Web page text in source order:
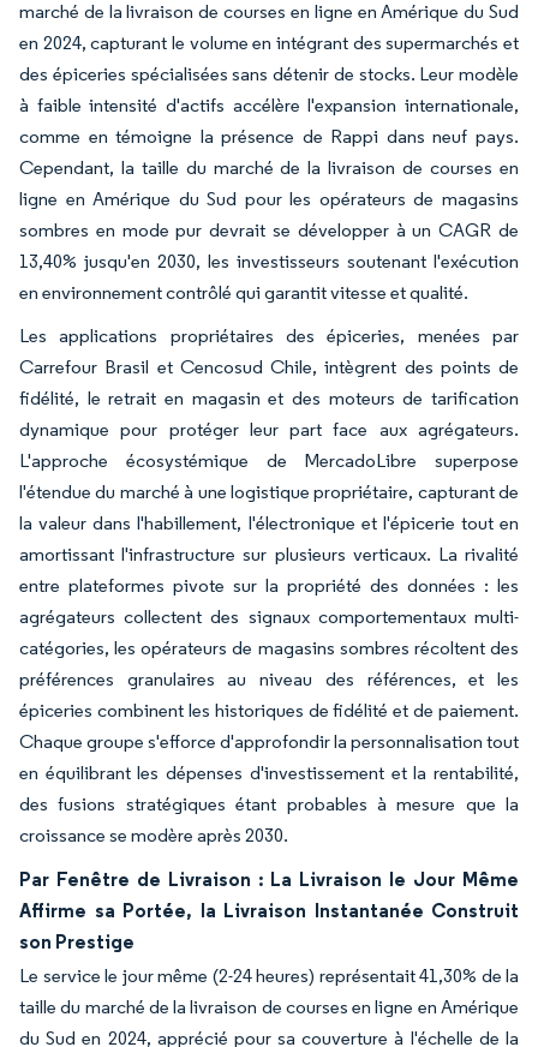
marché de la livraison de courses en ligne en Amérique du Sud
en 2024, capturant le volume en intégrant des supermarchés et
des épiceries spécialisées sans détenir de stocks. Leur modèle
à faible intensité d'actifs accélère l'expansion internationale,
comme en témoigne la présence de Rappi dans neuf pays.
Cependant, la taille du marché de la livraison de courses en
ligne en Amérique du Sud pour les opérateurs de magasins
sombres en mode pur devrait se développer à un CAGR de
13,40% jusqu'en 2030, les investisseurs soutenant l'exécution
en environnement contrôlé qui garantit vitesse et qualité.
Les applications propriétaires des épiceries, menées par
Carrefour Brasil et Cencosud Chile, intègrent des points de
fidélité, le retrait en magasin et des moteurs de tarification
dynamique pour protéger leur part face aux agrégateurs.
L'approche écosystémique de MercadoLibre superpose
l'étendue du marché à une logistique propriétaire, capturant de
la valeur dans l'habillement, l'électronique et l'épicerie tout en
amortissant l'infrastructure sur plusieurs verticaux. La rivalité
entre plateformes pivote sur la propriété des données : les
agrégateurs collectent des signaux comportementaux multi-
catégories, les opérateurs de magasins sombres récoltent des
préférences granulaires au niveau des références, et les
épiceries combinent les historiques de fidélité et de paiement.
Chaque groupe s'efforce d'approfondir la personnalisation tout
en équilibrant les dépenses d'investissement et la rentabilité,
des fusions stratégiques étant probables à mesure que la
croissance se modère après 2030.
Par Fenêtre de Livraison : La Livraison le Jour Même
Affirme sa Portée, la Livraison Instantanée Construit
son Prestige
Le service le jour même (2-24 heures) représentait 41,30% de la
taille du marché de la livraison de courses en ligne en Amérique
du Sud en 2024, apprécié pour sa couverture à l'échelle de la